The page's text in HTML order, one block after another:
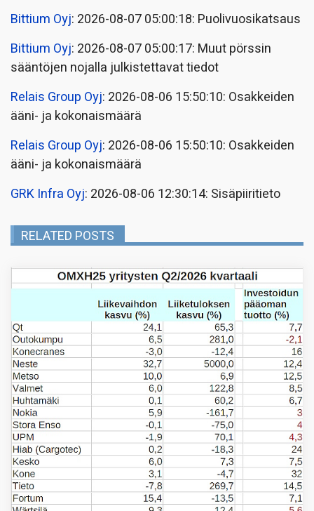
Bittium Oyj: 2026-08-07 05:00:18: Puolivuosikatsaus
Bittium Oyj: 2026-08-07 05:00:17: Muut pörssin
sääntöjen nojalla julkistettavat tiedot
Relais Group Oyj: 2026-08-06 15:50:10: Osakkeiden
ääni- ja kokonaismäärä
Relais Group Oyj: 2026-08-06 15:50:10: Osakkeiden
ääni- ja kokonaismäärä
GRK Infra Oyj: 2026-08-06 12:30:14: Sisäpiiritieto
RELATED POSTS